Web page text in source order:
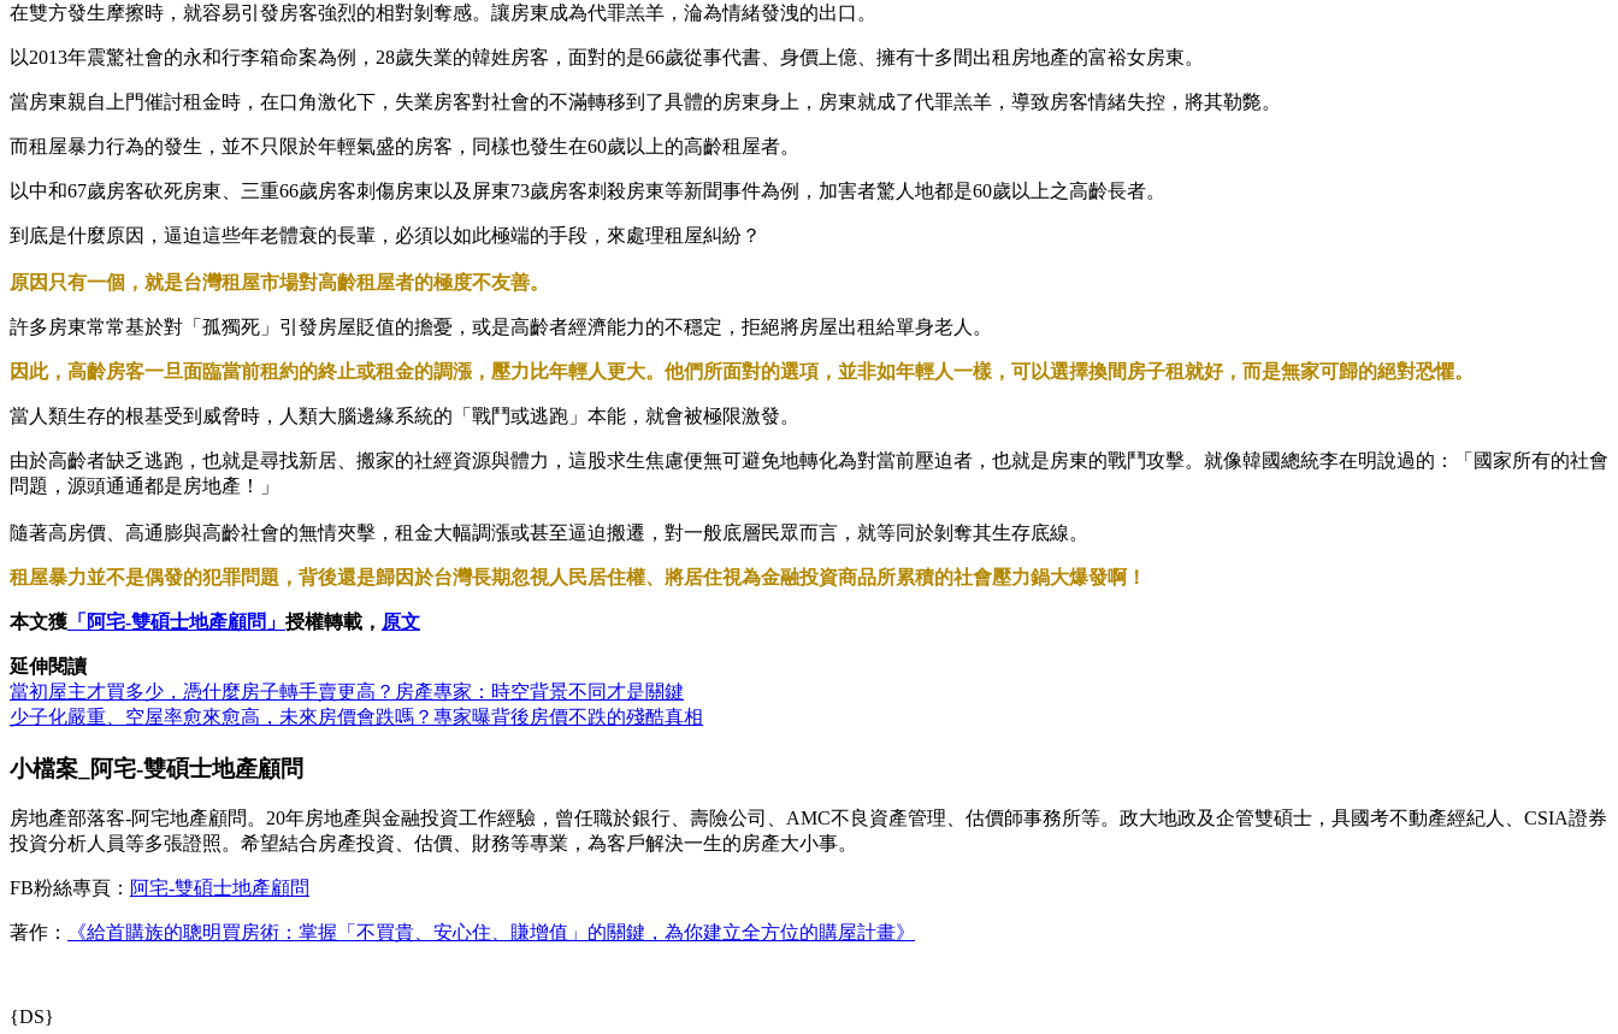
在雙方發生摩擦時，就容易引發房客強烈的相對剝奪感。讓房東成為代罪羔羊，淪為情緒發洩的出口。
以2013年震驚社會的永和行李箱命案為例，28歲失業的韓姓房客，面對的是66歲從事代書、身價上億、擁有十多間出租房地產的富裕女房東。
當房東親自上門催討租金時，在口角激化下，失業房客對社會的不滿轉移到了具體的房東身上，房東就成了代罪羔羊，導致房客情緒失控，將其勒斃。
而租屋暴力行為的發生，並不只限於年輕氣盛的房客，同樣也發生在60歲以上的高齡租屋者。
以中和67歲房客砍死房東、三重66歲房客刺傷房東以及屏東73歲房客刺殺房東等新聞事件為例，加害者驚人地都是60歲以上之高齡長者。
到底是什麼原因，逼迫這些年老體衰的長輩，必須以如此極端的手段，來處理租屋糾紛？
原因只有一個，就是台灣租屋市場對高齡租屋者的極度不友善。
許多房東常常基於對「孤獨死」引發房屋貶值的擔憂，或是高齡者經濟能力的不穩定，拒絕將房屋出租給單身老人。
因此，高齡房客一旦面臨當前租約的終止或租金的調漲，壓力比年輕人更大。他們所面對的選項，並非如年輕人一樣，可以選擇換間房子租就好，而是無家可歸的絕對恐懼。
​當人類生存的根基受到威脅時，人類大腦邊緣系統的「戰鬥或逃跑」本能，就會被極限激發。
由於高齡者缺乏逃跑，也就是尋找新居、搬家的社經資源與體力，這股求生焦慮便無可避免地轉化為對當前壓迫者，也就是房東的戰鬥攻擊。就像韓國總統李在明說過的：「國家所有的社會
問題，源頭通通都是房地產！」
隨著高房價、高通膨與高齡社會的無情夾擊，租金大幅調漲或甚至逼迫搬遷，對一般底層民眾而言，就等同於剝奪其生存底線。
租屋暴力並不是偶發的犯罪問題，背後還是歸因於台灣長期忽視人民居住權、將居住視為金融投資商品所累積的社會壓力鍋大爆發啊！
本文獲 「阿宅-雙碩士地產顧問」 授權轉載， 原文
延伸閱讀
當初屋主才買多少，憑什麼房子轉手賣更高？房產專家：時空背景不同才是關鍵
少子化嚴重、空屋率愈來愈高，未來房價會跌嗎？專家曝背後房價不跌的殘酷真相
小檔案_阿宅-雙碩士地產顧問
房地產部落客-阿宅地產顧問。20年房地產與金融投資工作經驗，曾任職於銀行、壽險公司、AMC不良資產管理、估價師事務所等。政大地政及企管雙碩士，具國考不動產經紀人、CSIA證券
投資分析人員等多張證照。希望結合房產投資、估價、財務等專業，為客戶解決一生的房產大小事。
FB粉絲專頁： 阿宅-雙碩士地產顧問
著作： 《給首購族的聰明買房術：掌握「不買貴、安心住、賺增值」的關鍵，為你建立全方位的購屋計畫》
{DS}